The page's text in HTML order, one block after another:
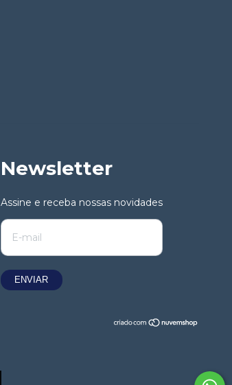
Newsletter
Assine e receba nossas novidades